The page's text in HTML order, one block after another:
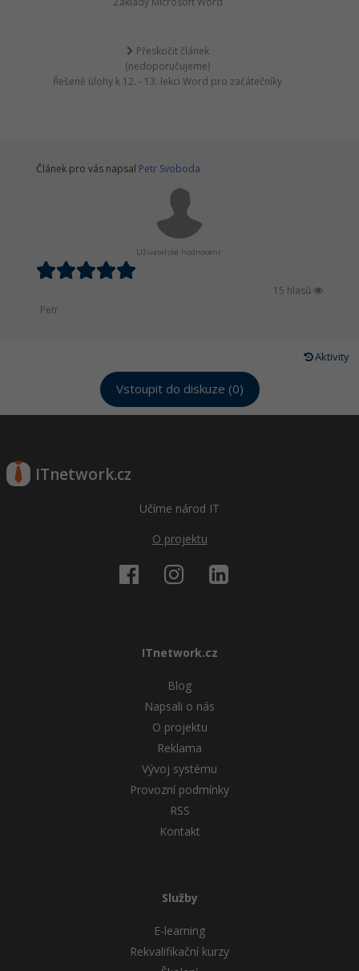
Přeskočit článek
(nedoporučujeme)
Řešené úlohy k 12. - 13. lekci Word pro začátečníky
Článek pro vás napsal Petr Svoboda
Uživatelské hodnocení:
15 hlasů
Petr
Aktivity
Vstoupit do diskuze (0)
ITnetwork.cz
Učíme národ IT
O projektu
ITnetwork.cz
Blog
Napsali o nás
O projektu
Reklama
Vývoj systému
Provozní podmínky
RSS
Kontakt
Služby
E-learning
Rekvalifikační kurzy